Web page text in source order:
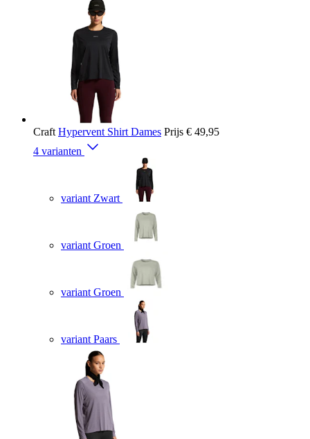
Craft Hypervent Shirt Dames Prijs € 49,95
4 varianten
variant Zwart
variant Groen
variant Groen
variant Paars